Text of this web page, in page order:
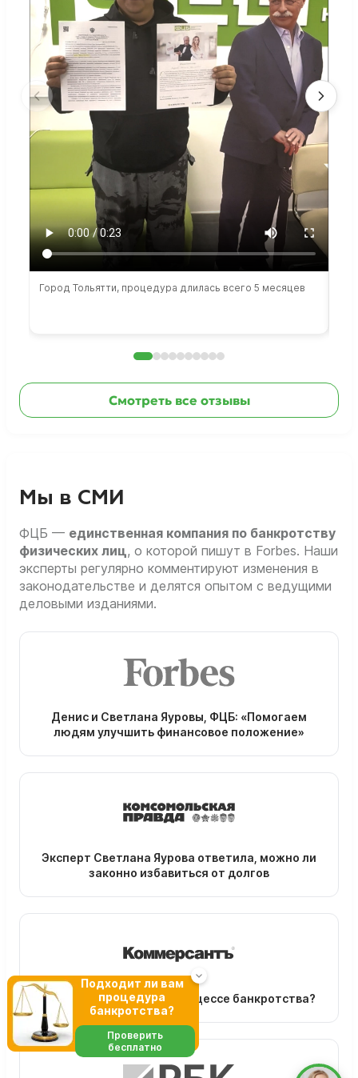
Город Тольятти, процедура длилась всего 5 месяцев
Смотреть все отзывы
Мы в СМИ
ФЦБ — единственная компания по банкротству
физических лиц, о которой пишут в Forbes. Наши
эксперты регулярно комментируют изменения в
законодательстве и делятся опытом с ведущими
деловыми изданиями.
Денис и Светлана Яуровы, ФЦБ: «Помогаем
людям улучшить финансовое положение»
Эксперт Светлана Яурова ответила, можно ли
законно избавиться от долгов
Зачем нужен юрист в процессе банкротства?
Подходит ли вам
процедура
банкротства?
Проверить
бесплатно